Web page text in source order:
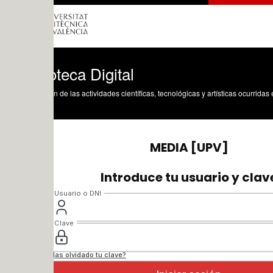
Digital
de las actividades científicas, tecnológicas y artísticas ocurridas en los tres